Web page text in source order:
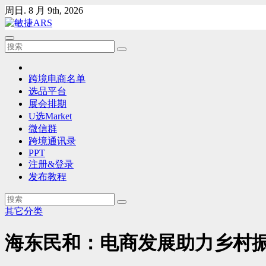
Skip
to
content
周日. 8 月 9th, 2026
跨境电商名单
选品平台
展会排期
U选Market
微信群
跨境通讯录
PPT
注册&登录
发布教程
其它分类
海东民和：电商发展助力乡村